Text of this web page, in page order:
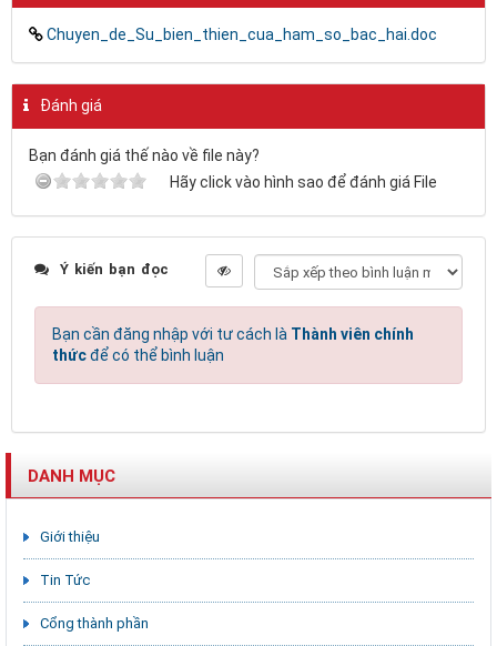
Chuyen_de_Su_bien_thien_cua_ham_so_bac_hai.doc
Đánh giá
Bạn đánh giá thế nào về file này?
Hãy click vào hình sao để đánh giá File
Ý kiến bạn đọc
Bạn cần đăng nhập với tư cách là Thành viên chính
thứcđể có thể bình luận
DANH MỤC
Giới thiệu
Tin Tức
Cổng thành phần